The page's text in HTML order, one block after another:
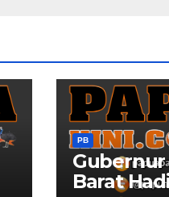
PB
Gubernur
Barat